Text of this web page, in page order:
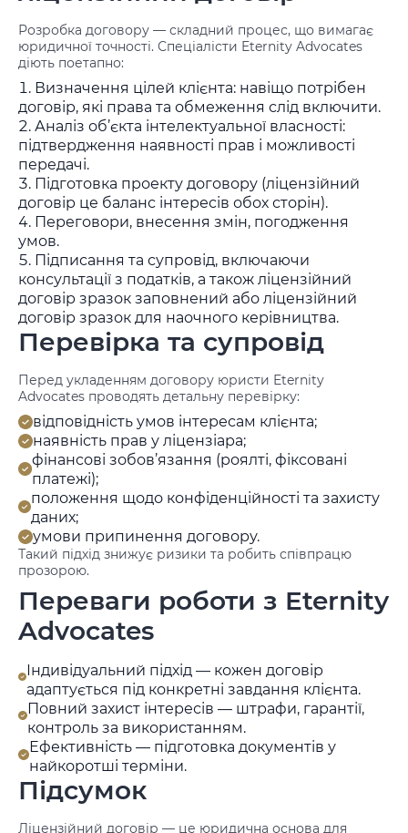
Розробка договору — складний процес, що вимагає
юридичної точності. Спеціалісти Eternity Advocates
діють поетапно:
Визначення цілей клієнта: навіщо потрібен
договір, які права та обмеження слід включити.
Аналіз об’єкта інтелектуальної власності:
підтвердження наявності прав і можливості
передачі.
Підготовка проекту договору (ліцензійний
договір це баланс інтересів обох сторін).
Переговори, внесення змін, погодження
умов.
Підписання та супровід, включаючи
консультації з податків, а також ліцензійний
договір зразок заповнений або ліцензійний
договір зразок для наочного керівництва.
Перевірка та супровід
Перед укладенням договору юристи Eternity
Advocates проводять детальну перевірку:
відповідність умов інтересам клієнта;
наявність прав у ліцензіара;
фінансові зобов’язання (роялті, фіксовані
платежі);
положення щодо конфіденційності та захисту
даних;
умови припинення договору.
Такий підхід знижує ризики та робить співпрацю
прозорою.
Переваги роботи з Eternity
Advocates
Індивідуальний підхід — кожен договір
адаптується під конкретні завдання клієнта.
Повний захист інтересів — штрафи, гарантії,
контроль за використанням.
Ефективність — підготовка документів у
найкоротші терміни.
Підсумок
Ліцензійний договір — це юридична основа для